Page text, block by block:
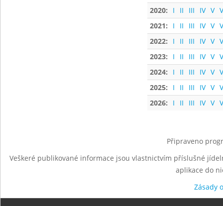
2020:
I II III IV V
2021:
I II III IV V
2022:
I II III IV V
2023:
I II III IV V
2024:
I II III IV V
2025:
I II III IV V
2026:
I II III IV V
Připraveno
Veškeré publikované informace jsou vlastnictvím příslušné
aplikace do
Zásady